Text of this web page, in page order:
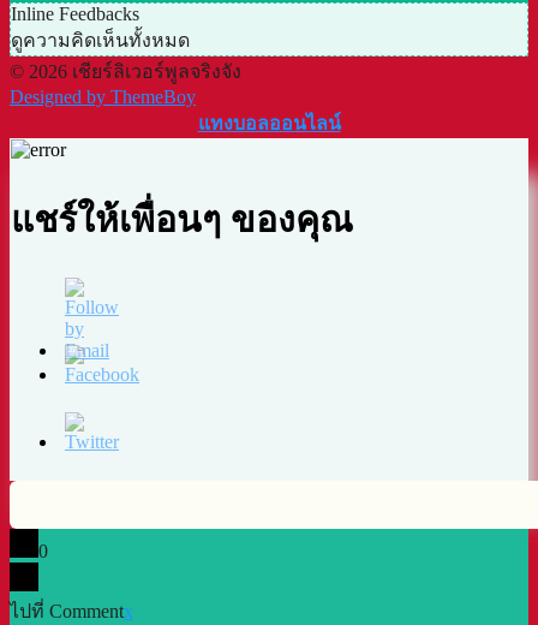
Inline Feedbacks
ดูความคิดเห็นทั้งหมด
© 2026 เชียร์ลิเวอร์พูลจริงจัง
Designed by ThemeBoy
แทงบอลออนไลน์
แชร์ให้เพื่อนๆ ของคุณ
0
ไปที่ Commentx